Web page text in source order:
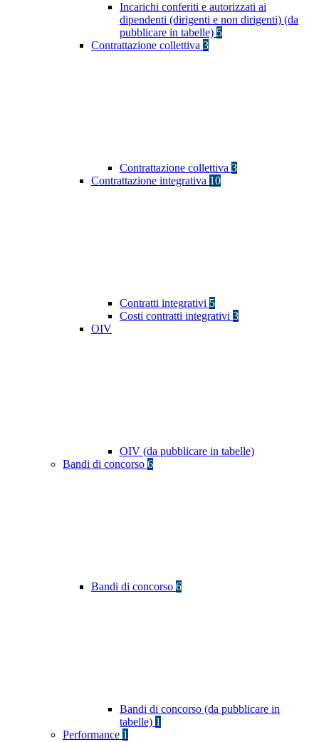
Incarichi conferiti e autorizzati ai
dipendenti (dirigenti e non dirigenti) (da
pubblicare in tabelle) 5
Contrattazione collettiva 3
Contrattazione collettiva 3
Contrattazione integrativa 10
Contratti integrativi 5
Costi contratti integrativi 3
OIV
OIV (da pubblicare in tabelle)
Bandi di concorso 6
Bandi di concorso 6
Bandi di concorso (da pubblicare in
tabelle) 1
Performance 1